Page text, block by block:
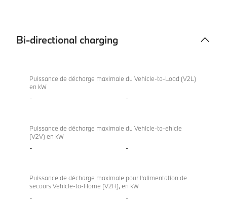
Bi-directional charging
directional
charging
520d
Berline
Puissance de décharge maximale du Vehicle-to-Load (V2L)
en kW
- -
Puissance de décharge maximale du Vehicle-to-ehicle
(V2V) en kW
- -
Puissance de décharge maximale pour l’alimentation de
secours Vehicle-to-Home (V2H), en kW
- -